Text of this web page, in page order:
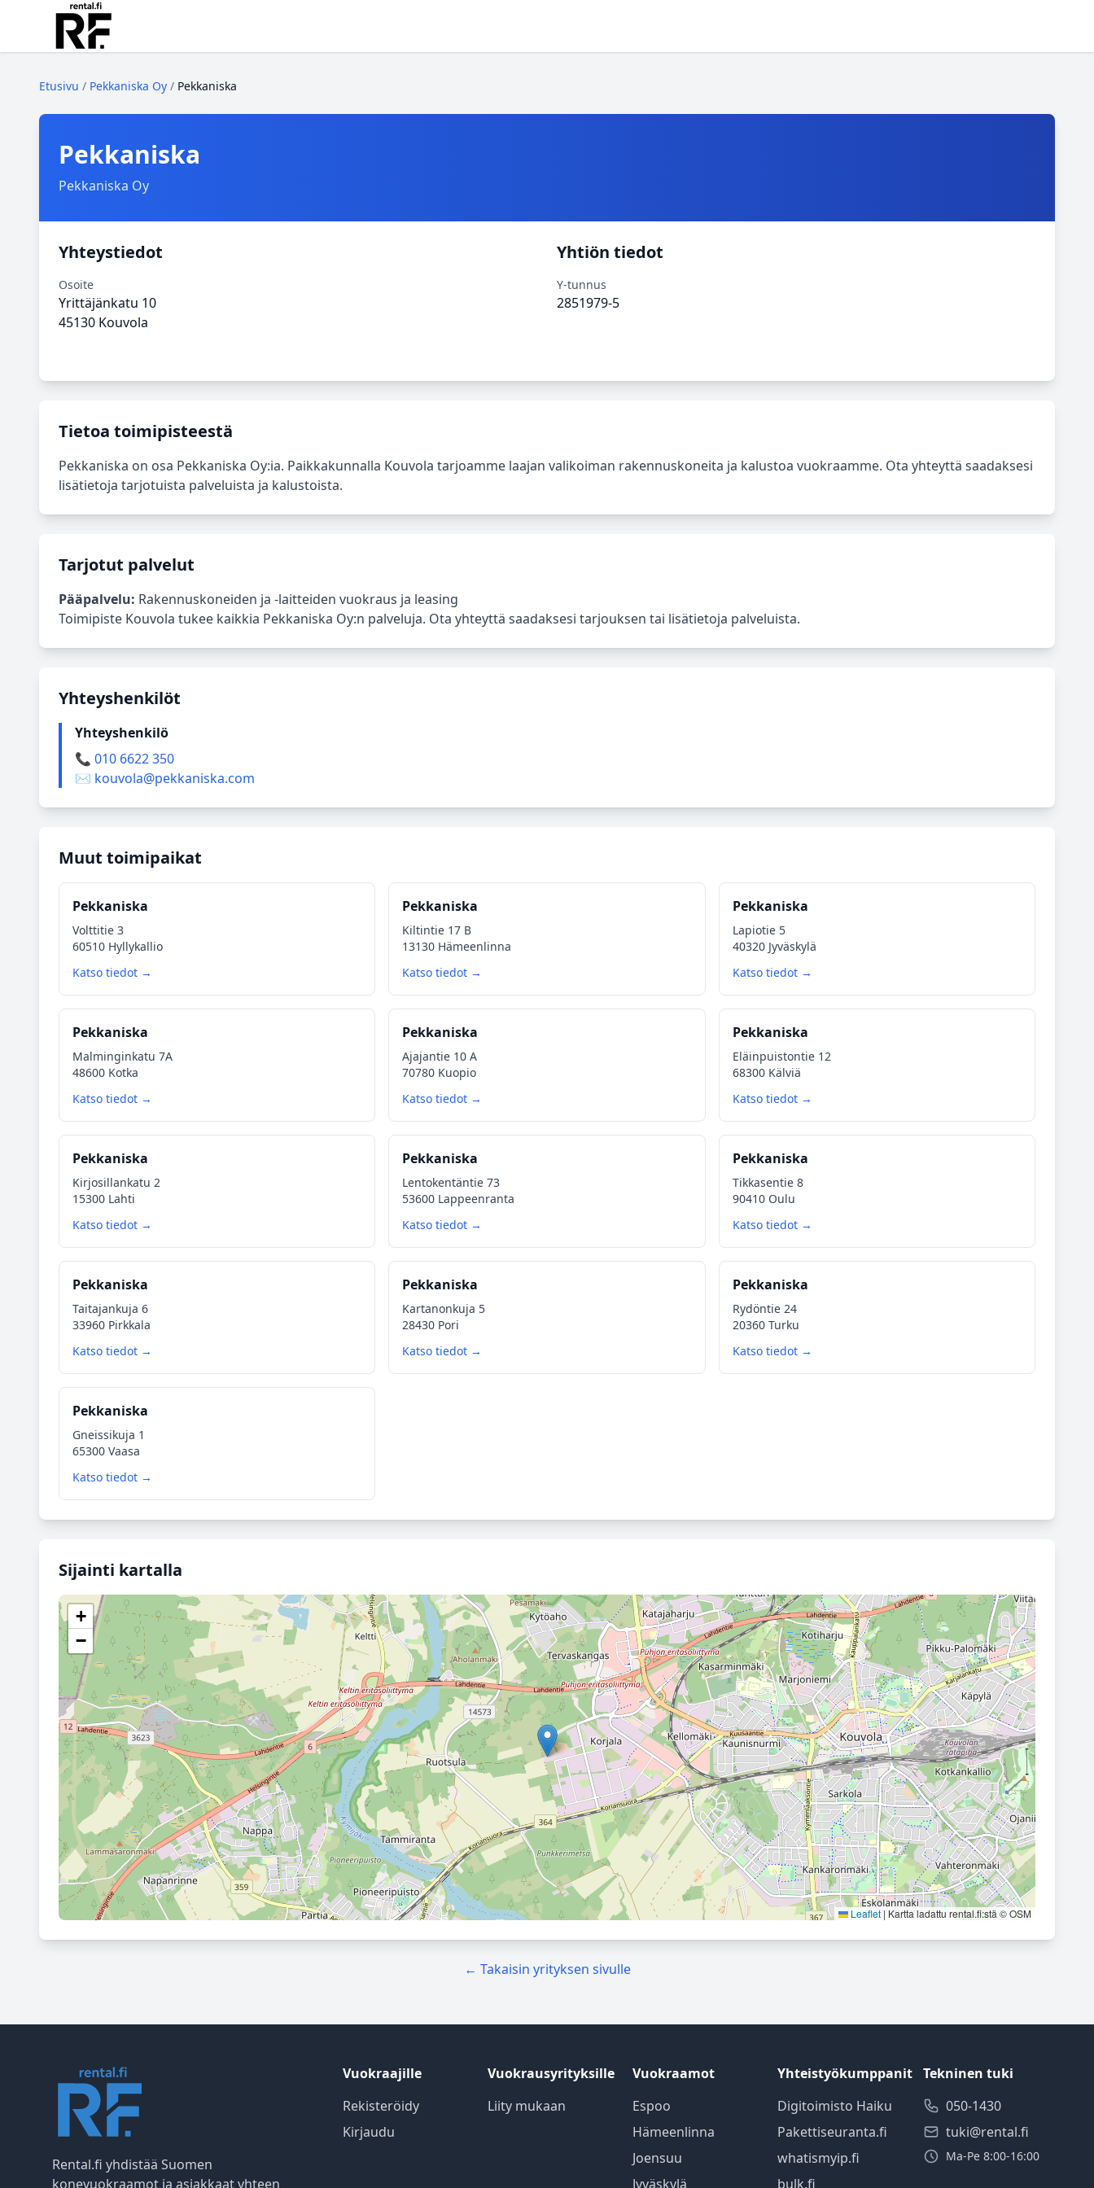
Etusivu / Pekkaniska Oy / Pekkaniska
Pekkaniska
Pekkaniska Oy
Yhteystiedot
Osoite
Yrittäjänkatu 10
45130 Kouvola
Yhtiön tiedot
Y-tunnus
2851979-5
Tietoa toimipisteestä
Pekkaniska on osa Pekkaniska Oy:ia. Paikkakunnalla Kouvola tarjoamme laajan valikoiman rakennuskoneita ja kalustoa vuokraamme. Ota yhteyttä saadaksesi
lisätietoja tarjotuista palveluista ja kalustoista.
Tarjotut palvelut
Pääpalvelu: Rakennuskoneiden ja -laitteiden vuokraus ja leasing
Toimipiste Kouvola tukee kaikkia Pekkaniska Oy:n palveluja. Ota yhteyttä saadaksesi tarjouksen tai lisätietoja palveluista.
Yhteyshenkilöt
Yhteyshenkilö
📞 010 6622 350
✉️ kouvola@pekkaniska.com
Muut toimipaikat
Pekkaniska
Volttitie 3
60510 Hyllykallio
Katso tiedot →
Pekkaniska
Kiltintie 17 B
13130 Hämeenlinna
Katso tiedot →
Pekkaniska
Lapiotie 5
40320 Jyväskylä
Katso tiedot →
Pekkaniska
Malminginkatu 7A
48600 Kotka
Katso tiedot →
Pekkaniska
Ajajantie 10 A
70780 Kuopio
Katso tiedot →
Pekkaniska
Eläinpuistontie 12
68300 Kälviä
Katso tiedot →
Pekkaniska
Kirjosillankatu 2
15300 Lahti
Katso tiedot →
Pekkaniska
Lentokentäntie 73
53600 Lappeenranta
Katso tiedot →
Pekkaniska
Tikkasentie 8
90410 Oulu
Katso tiedot →
Pekkaniska
Taitajankuja 6
33960 Pirkkala
Katso tiedot →
Pekkaniska
Kartanonkuja 5
28430 Pori
Katso tiedot →
Pekkaniska
Rydöntie 24
20360 Turku
Katso tiedot →
Pekkaniska
Gneissikuja 1
65300 Vaasa
Katso tiedot →
Sijainti kartalla
+
−
Leaflet | Kartta ladattu rental.fi:stä © OSM
← Takaisin yrityksen sivulle
Rental.fi yhdistää Suomen
konevuokraamot ja asiakkaat yhteen
Vuokraajille
Rekisteröidy
Kirjaudu
Vuokrausyrityksille
Liity mukaan
Vuokraamot
Espoo
Hämeenlinna
Joensuu
Jyväskylä
Yhteistyökumppanit
Digitoimisto Haiku
Pakettiseuranta.fi
whatismyip.fi
bulk.fi
Tekninen tuki
050-1430
tuki@rental.fi
Ma-Pe 8:00-16:00